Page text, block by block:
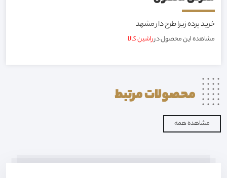
خرید پرده زبرا طرح دار مشهد
مشاهده این محصول درراشین کالا
محصولاتمرتبط
مشاهده همه